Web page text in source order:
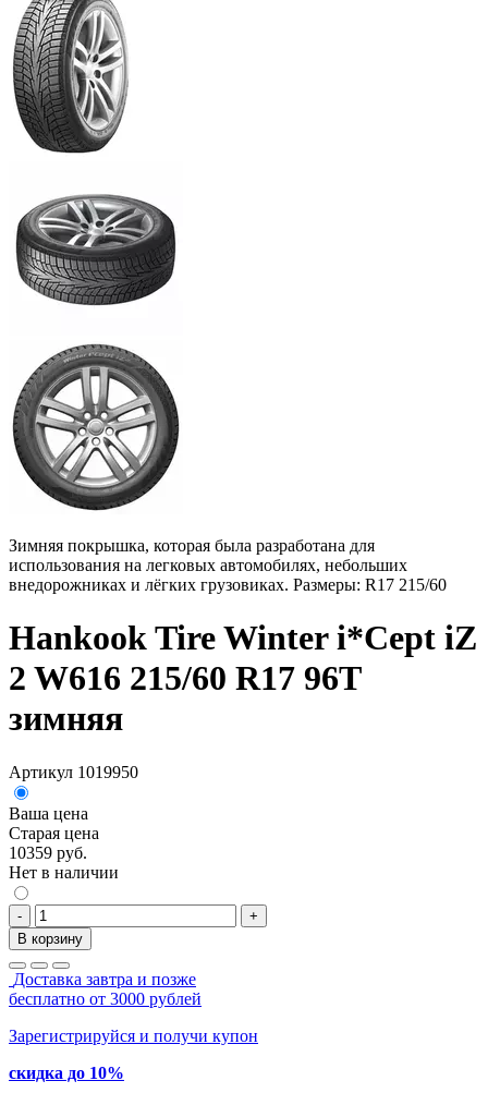
Зимняя покрышка, которая была разработана для
использования на легковых автомобилях, небольших
внедорожниках и лёгких грузовиках. Размеры: R17 215/60
Hankook Tire Winter i*Cept iZ
2 W616 215/60 R17 96T
зимняя
Артикул 1019950
Ваша цена
Старая цена
10359 руб.
Нет в наличии
-
+
В корзину
Доставка завтра и позже
бесплатно от 3000 рублей
Зарегистрируйся и получи купон
скидка до 10%